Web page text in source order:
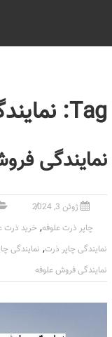
Tag: نمایندگی فروش چاپر
نمایندگی
ژوئن 3, 2024
چاپر ذرت علوفه, خرید ذرت
نمایندگی چاپر ذرت, نمایندگی
نمایندگی فروش علوفه